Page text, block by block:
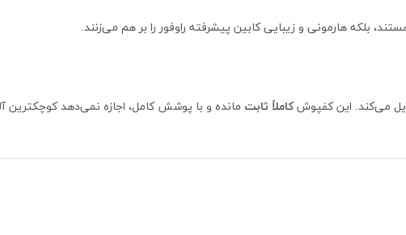
هستند، بلکه هارمونی و زیبایی کابین پیشرفته راوفور را بر هم می‌زنند.
می‌کند. این کفپوشکاملاً ثابت مانده و با پوشش کامل، اجازه نمی‌دهد کوچکترین